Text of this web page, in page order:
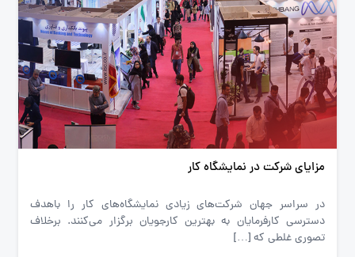
مزایای شرکت در نمایشگاه کار
در سراسر جهان شرکت‌های زیادی نمایشگاه‌های کار را باهدف
دسترسی کارفرمایان به بهترین کارجویان برگزار می‌کنند. برخلاف
تصوری غلطی که […]